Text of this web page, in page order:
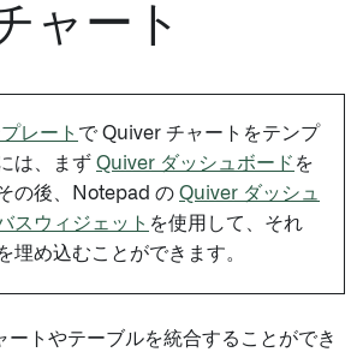
ャート
レート で Quiver チャートをテンプ
は、まず Quiver ダッシュボード を
の後、Notepad の Quiver ダッシュ
スウィジェット を使用して、それ
埋め込むことができます。
ートやテーブルを統合することができ